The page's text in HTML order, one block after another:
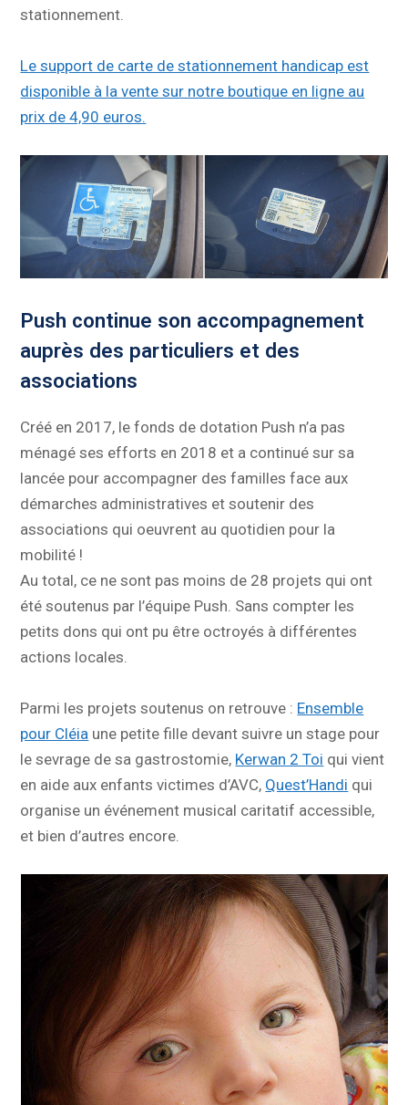
stationnement.
Le support de carte de stationnement handicap est
disponible à la vente sur notre boutique en ligne au
prix de 4,90 euros.
Push continue son accompagnement
auprès des particuliers et des
associations
Créé en 2017, le fonds de dotation Push n’a pas
ménagé ses efforts en 2018 et a continué sur sa
lancée pour accompagner des familles face aux
démarches administratives et soutenir des
associations qui oeuvrent au quotidien pour la
mobilité !
Au total, ce ne sont pas moins de 28 projets qui ont
été soutenus par l’équipe Push. Sans compter les
petits dons qui ont pu être octroyés à différentes
actions locales.
Parmi les projets soutenus on retrouve : Ensemble
pour Cléia une petite fille devant suivre un stage pour
le sevrage de sa gastrostomie, Kerwan 2 Toi qui vient
en aide aux enfants victimes d’AVC, Quest’Handi qui
organise un événement musical caritatif accessible,
et bien d’autres encore.